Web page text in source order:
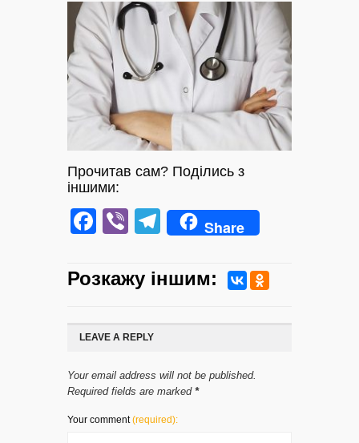
Прочитав сам? Поділись з
іншими:
Facebook
ViberTelegram
Share
Розкажу iншим:
LEAVE A REPLY
Your email address will not be published.
Required fields are marked *
Your comment(required):